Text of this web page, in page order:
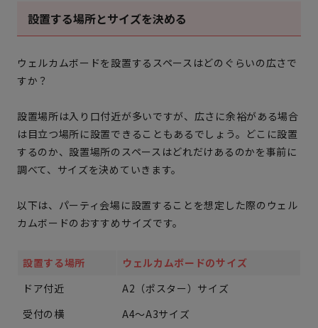
設置する場所とサイズを決める
ウェルカムボードを設置するスペースはどのぐらいの広さで
すか？
設置場所は入り口付近が多いですが、広さに余裕がある場合
は目立つ場所に設置できることもあるでしょう。どこに設置
するのか、設置場所のスペースはどれだけあるのかを事前に
調べて、サイズを決めていきます。
以下は、パーティ会場に設置することを想定した際のウェル
カムボードのおすすめサイズです。
設置する場所
ウェルカムボードのサイズ
ドア付近
A2（ポスター）サイズ
受付の横
A4～A3サイズ